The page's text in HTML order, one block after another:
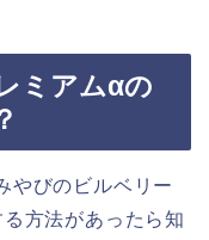
ミアムαの
やびのビルベリー
方法があったら知